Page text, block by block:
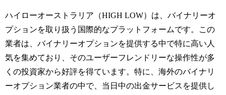
ハイローオーストラリア（HIGH LOW）は、バイナリーオ
プションを取り扱う国際的なプラットフォームです。この
業者は、バイナリーオプションを提供する中で特に高い人
気を集めており、そのユーザーフレンドリーな操作性が多
くの投資家から好評を得ています。特に、海外のバイナリ
ーオプション業者の中で、当日中の出金サービスを提供し